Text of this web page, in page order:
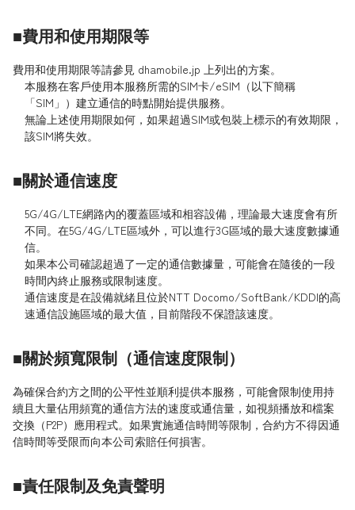
■費用和使用期限等
費用和使用期限等請參見 dhamobile.jp 上列出的方案。
本服務在客戶使用本服務所需的SIM卡/eSIM（以下簡稱
「SIM」）建立通信的時點開始提供服務。
無論上述使用期限如何，如果超過SIM或包裝上標示的有效期限，
該SIM將失效。
■關於通信速度
5G/4G/LTE網路內的覆蓋區域和相容設備，理論最大速度會有所
不同。在5G/4G/LTE區域外，可以進行3G區域的最大速度數據通
信。
如果本公司確認超過了一定的通信數據量，可能會在隨後的一段
時間內終止服務或限制速度。
通信速度是在設備就緒且位於NTT Docomo/SoftBank/KDDI的高
速通信設施區域的最大值，目前階段不保證該速度。
■關於頻寬限制（通信速度限制）
為確保合約方之間的公平性並順利提供本服務，可能會限制使用持
續且大量佔用頻寬的通信方法的速度或通信量，如視頻播放和檔案
交換（P2P）應用程式。如果實施通信時間等限制，合約方不得因通
信時間等受限而向本公司索賠任何損害。
■責任限制及免責聲明